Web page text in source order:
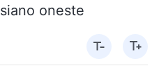
oneste